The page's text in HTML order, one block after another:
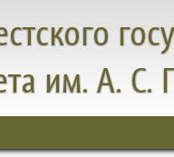
им. А. С.